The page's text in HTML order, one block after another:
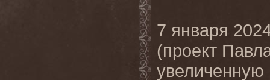
7 января
(проект
увеличенную